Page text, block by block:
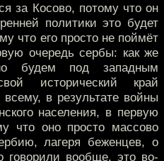
за Косово, потому что он
политики это будет
что его просто не поймёт
очередь сербы: как же
будем под западным
исторический край
в результате войны
населения, в первую
что оно просто массово
лагеря беженцев, о
говорили вообще, это во-